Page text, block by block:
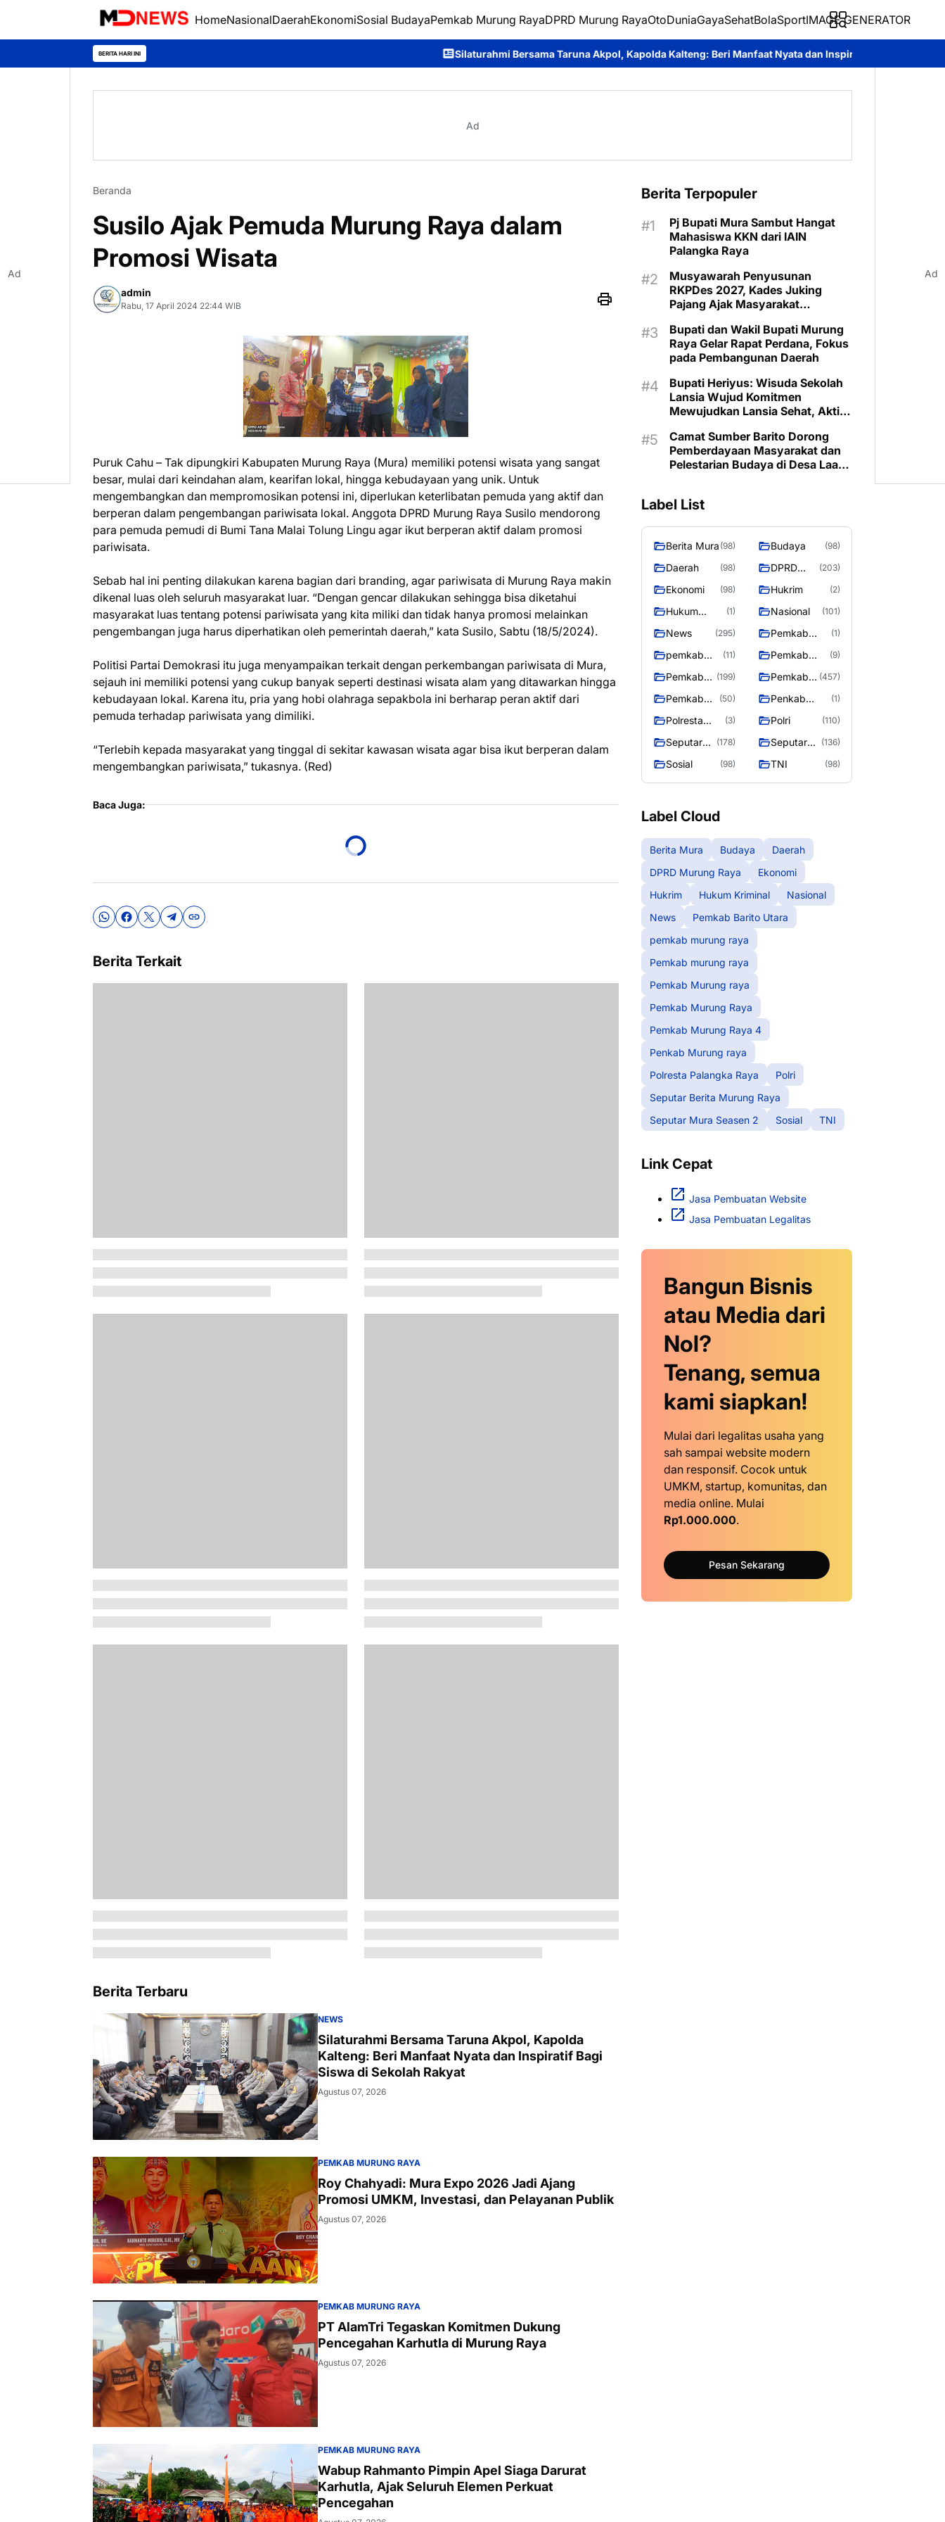
HomeNasionalDaerahEkonomiSosial BudayaPemkab Murung RayaDPRD Murung RayaOtoDuniaGayaSehatBolaSportIMAGE GENERATOR
BERITA HARI INI Silaturahmi Bersama Taruna Akpol, Kapolda Kalteng: Beri Manfaat Nyata dan Inspiratif Bagi Siswa di Sekolah Rakyat
Ad
Beranda
Susilo Ajak Pemuda Murung Raya dalam
Promosi Wisata
admin
Rabu, 17 April 2024 22:44 WIB
Puruk Cahu – Tak dipungkiri Kabupaten Murung Raya (Mura) memiliki potensi wisata yang sangat
besar, mulai dari keindahan alam, kearifan lokal, hingga kebudayaan yang unik. Untuk
mengembangkan dan mempromosikan potensi ini, diperlukan keterlibatan pemuda yang aktif dan
berperan dalam pengembangan pariwisata lokal. Anggota DPRD Murung Raya Susilo mendorong
para pemuda pemudi di Bumi Tana Malai Tolung Lingu agar ikut berperan aktif dalam promosi
pariwisata.
Sebab hal ini penting dilakukan karena bagian dari branding, agar pariwisata di Murung Raya makin
dikenal luas oleh seluruh masyarakat luar. “Dengan gencar dilakukan sehingga bisa diketahui
masyarakat luas tentang potensi pariwisata yang kita miliki dan tidak hanya promosi melainkan
pengembangan juga harus diperhatikan oleh pemerintah daerah,” kata Susilo, Sabtu (18/5/2024).
Politisi Partai Demokrasi itu juga menyampaikan terkait dengan perkembangan pariwisata di Mura,
sejauh ini memiliki potensi yang cukup banyak seperti destinasi wisata alam yang ditawarkan hingga
kebudayaan lokal. Karena itu, pria yang hobi olahraga sepakbola ini berharap peran aktif dari
pemuda terhadap pariwisata yang dimiliki.
“Terlebih kepada masyarakat yang tinggal di sekitar kawasan wisata agar bisa ikut berperan dalam
mengembangkan pariwisata,” tukasnya. (Red)
Baca Juga:
Berita Terkait
Berita Terbaru
NEWS
Silaturahmi Bersama Taruna Akpol, Kapolda
Kalteng: Beri Manfaat Nyata dan Inspiratif Bagi
Siswa di Sekolah Rakyat
Agustus 07, 2026
PEMKAB MURUNG RAYA
Roy Chahyadi: Mura Expo 2026 Jadi Ajang
Promosi UMKM, Investasi, dan Pelayanan Publik
Agustus 07, 2026
PEMKAB MURUNG RAYA
PT AlamTri Tegaskan Komitmen Dukung
Pencegahan Karhutla di Murung Raya
Agustus 07, 2026
PEMKAB MURUNG RAYA
Wabup Rahmanto Pimpin Apel Siaga Darurat
Karhutla, Ajak Seluruh Elemen Perkuat
Pencegahan
Berita Terpopuler
Pj Bupati Mura Sambut Hangat
Mahasiswa KKN dari IAIN
Palangka Raya
Musyawarah Penyusunan
RKPDes 2027, Kades Juking
Pajang Ajak Masyarakat
Kebutuhan
Bupati dan Wakil Bupati Murung
Raya Gelar Rapat Perdana, Fokus
pada Pembangunan Daerah
Bupati Heriyus: Wisuda Sekolah
Lansia Wujud Komitmen
Mewujudkan Lansia Sehat, Aktif,
Camat Sumber Barito Dorong
Pemberdayaan Masyarakat dan
Pelestarian Budaya di Desa Laas
Label List
Berita Mura (98) Budaya (98)
Daerah (98)
DPRD
Raya
(203)
Ekonomi (98) Hukrim (2)
Hukum
(1) Nasional (101)
News (295)
Pemkab
(1)
pemkab
raya
(11)
Pemkab
murung raya
(9)
Pemkab
raya
(199)
Pemkab
Raya
(457)
Pemkab
Raya 4
(50)
Penkab
Murung raya
(1)
Polresta
Raya
(3) Polri (110)
Seputar
Murung
Raya
(178)
Seputar
Seasen 2
(136)
Sosial (98) TNI (98)
Label Cloud
Berita Mura Budaya
Daerah
DPRD Murung Raya
Ekonomi
Hukrim
Hukum Kriminal
Nasional
News
Pemkab Barito Utara
pemkab murung raya
Pemkab murung raya
Pemkab Murung raya
Pemkab Murung Raya
Pemkab Murung Raya 4
Penkab Murung raya
Polresta Palangka Raya
Polri
Seputar Berita Murung Raya
Seputar Mura Seasen 2
Sosial TNI
Link Cepat
Jasa Pembuatan Website
Jasa Pembuatan Legalitas
Bangun Bisnis
atau Media dari
Nol?
Tenang, semua
kami siapkan!
Mulai dari legalitas usaha yang
sah sampai website modern
dan responsif. Cocok untuk
UMKM, startup, komunitas, dan
media online. Mulai
Rp1.000.000.
Pesan Sekarang
Ad Ad